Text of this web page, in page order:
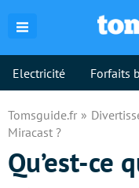
Electricité Forfaits
Tomsguide.fr
Miracast ?
Qu’est-ce